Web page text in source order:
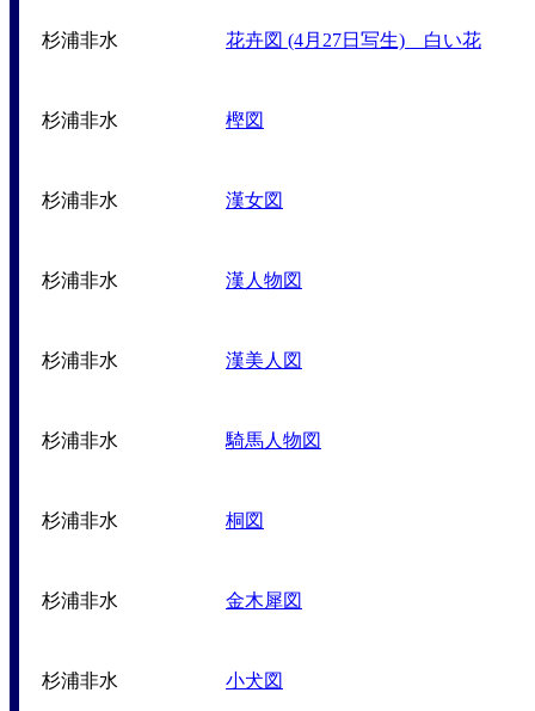
杉浦非水 花卉図 (4月27日写生) 白い花
杉浦非水 樫図
杉浦非水 漢女図
杉浦非水 漢人物図
杉浦非水 漢美人図
杉浦非水 騎馬人物図
杉浦非水 桐図
杉浦非水 金木犀図
杉浦非水 小犬図